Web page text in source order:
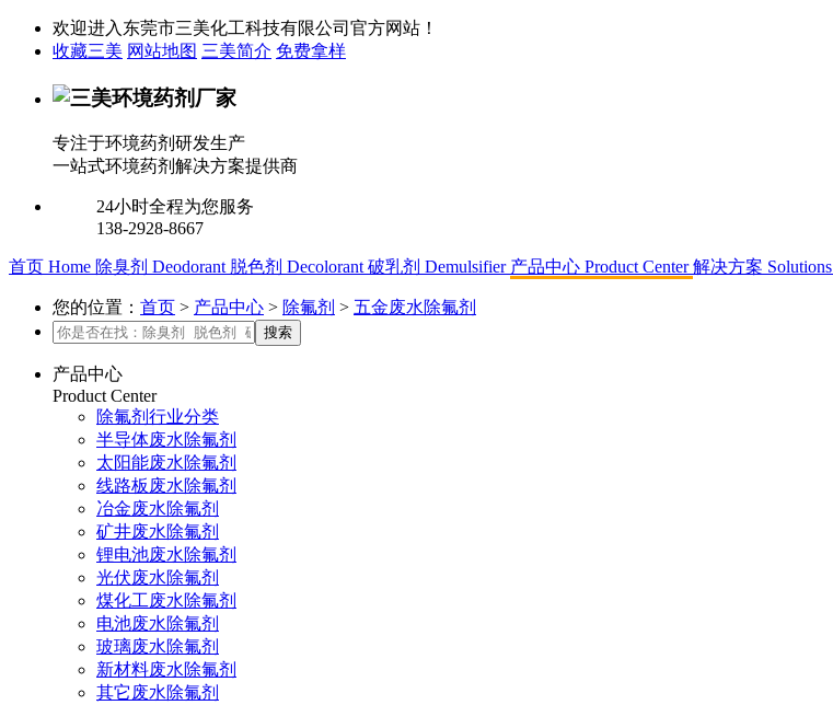
欢迎进入东莞市三美化工科技有限公司官方网站！
收藏三美 网站地图 三美简介 免费拿样
专注于环境药剂研发生产
一站式环境药剂解决方案提供商
24小时全程为您服务
138-2928-8667
首页 Home 除臭剂 Deodorant 脱色剂 Decolorant 破乳剂 Demulsifier 产品中心 Product Center 解决方案 Solutions
您的位置： 首页 > 产品中心 > 除氟剂 > 五金废水除氟剂
产品中心
Product Center
除氟剂行业分类
半导体废水除氟剂
太阳能废水除氟剂
线路板废水除氟剂
冶金废水除氟剂
矿井废水除氟剂
锂电池废水除氟剂
光伏废水除氟剂
煤化工废水除氟剂
电池废水除氟剂
玻璃废水除氟剂
新材料废水除氟剂
其它废水除氟剂